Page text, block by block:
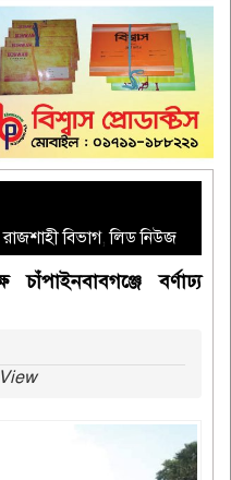
রাজশাহী বিভাগ,লিড নিউজ
বর্ণাঢ্য